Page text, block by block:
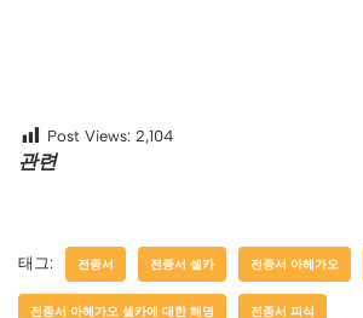
Post Views: 2,104
관련
태그: 전종서 전종서 셀카 전종서 아헤가오
전종서 아헤가오 셀카에 대한 해명 전종서 피식